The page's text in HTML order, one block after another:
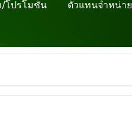
/โปรโมชั่น ตัวแทนจำหน่าย